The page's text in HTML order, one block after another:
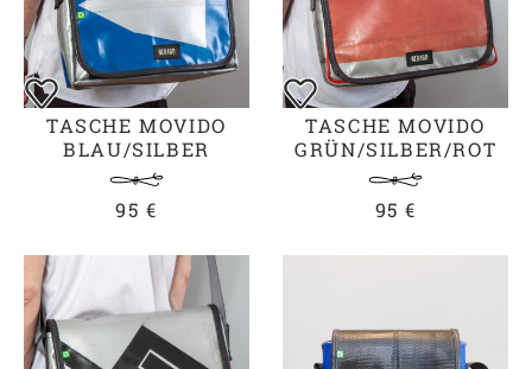
TASCHE MOVIDO
BLAU/SILBER
95 €
TASCHE MOVIDO
GRÜN/SILBER/ROT
95 €